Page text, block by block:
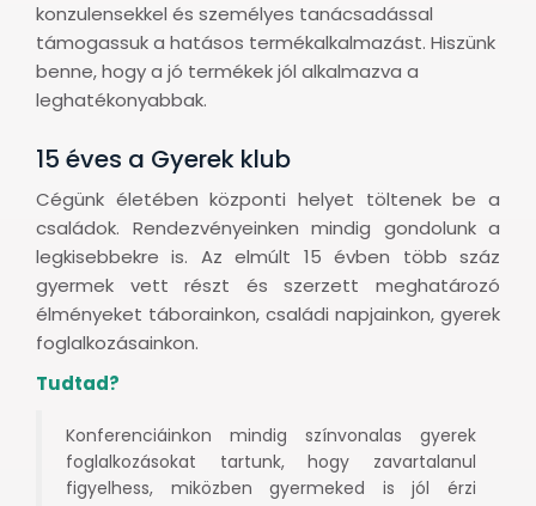
konzulensekkel és személyes tanácsadással
támogassuk a hatásos termékalkalmazást. Hiszünk
benne, hogy a jó termékek jól alkalmazva a
leghatékonyabbak.
15 éves a Gyerek klub
Cégünk életében központi helyet töltenek be a
családok. Rendezvényeinken mindig gondolunk a
legkisebbekre is. Az elmúlt 15 évben több száz
gyermek vett részt és szerzett meghatározó
élményeket táborainkon, családi napjainkon, gyerek
foglalkozásainkon.
Tudtad?
Konferenciáinkon mindig színvonalas gyerek
foglalkozásokat tartunk, hogy zavartalanul
figyelhess, miközben gyermeked is jól érzi